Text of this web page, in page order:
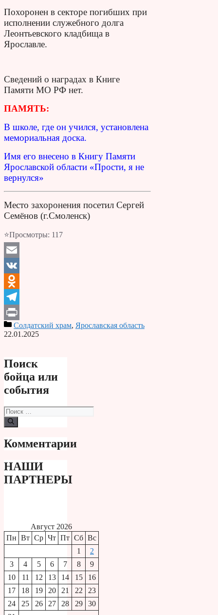
Похоронен в секторе погибших при
исполнении служебного долга
Леонтьевского кладбища в
Ярославле.
Сведений о наградах в Книге
Памяти МО РФ нет.
ПАМЯТЬ:
В школе, где он учился, установлена
мемориальная доска.
Имя его внесено в Книгу Памяти
Ярославской области «Прости, я не
вернулся»
Место захоронения посетил Сергей
Семёнов (г.Смоленск)
⭐Просмотры: 117
Email
VK
Odnoklassniki
Telegram
PrintСолдатский храм, Ярославская область
22.01.2025
Поиск
бойца или
события
Поиск:
Комментарии
НАШИ
ПАРТНЕРЫ
Август 2026
Пн Вт Ср Чт Пт Сб Вс
1
2
3
4 5 6 7 8
9
10
11 12 13 14 15
16
17
18 19 20 21 22
23
24
25 26 27 28 29
30